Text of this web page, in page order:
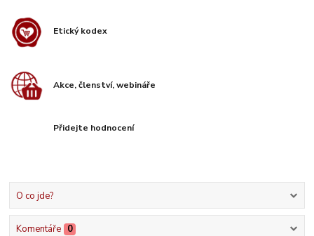
Etický kodex
Akce, členství, webináře
Přidejte hodnocení
O co jde?
Komentáře 0